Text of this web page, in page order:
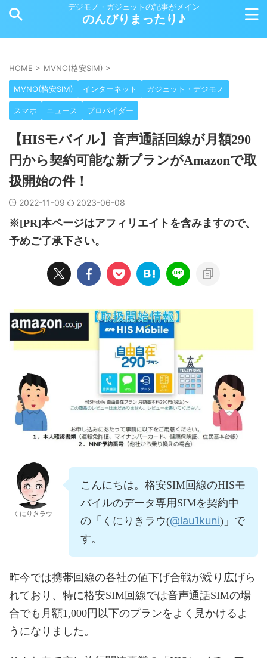
デジモノ・ガジェットの記事がメイン
のんびりまったり♪
HOME > MVNO(格安SIM) >
MVNO(格安SIM) インターネット ガジェット・デジモノ
スマホ ニュース プロバイダー
【HISモバイル】音声通話回線が月額290
円から契約可能な新プランがAmazonで取
扱開始の件！
2022-11-09 2023-06-08
※[PR]本ページはアフィリエイトを含みますので、
予めご了承下さい。
くにりきラウ
こんにちは。格安SIM回線のHISモ
バイルのデータ専用SIMを契約中
の「くにりきラウ(@lau1kuni)」で
す。
昨今では携帯回線の各社の値下げ合戦が繰り広げら
れており、特に格安SIM回線では音声通話SIMの場
合でも月額1,000円以下のプランをよく見かけるよ
うになりました。